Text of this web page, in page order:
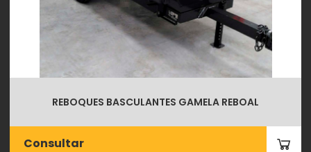
REBOQUES BASCULANTES GAMELA REBOAL
Consultar